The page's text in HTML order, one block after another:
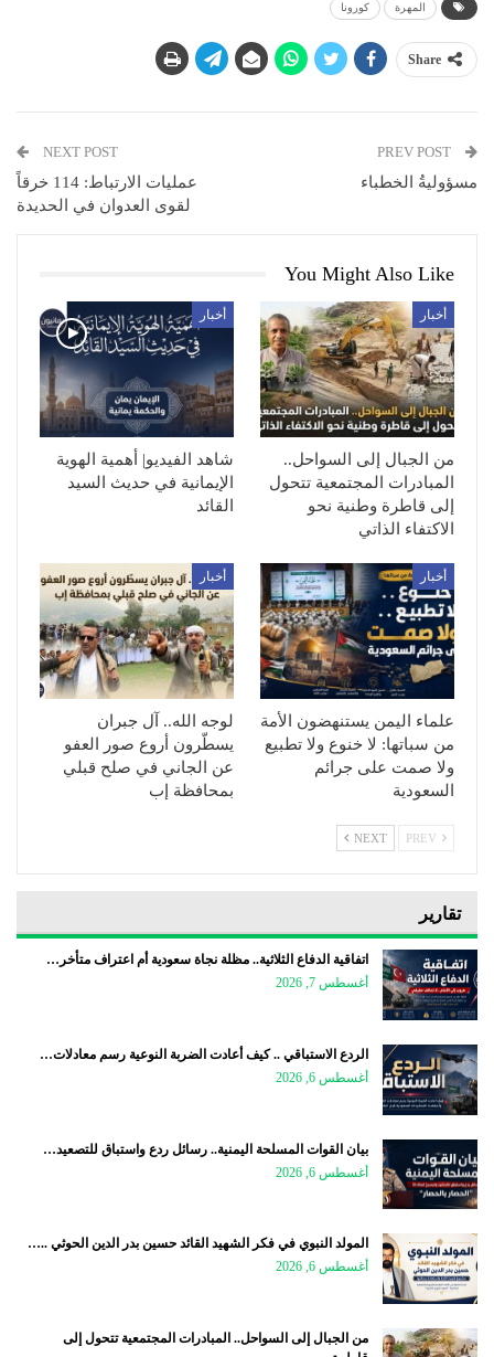
المهرة كورونا
Share
مسؤوليةُ الخطباء
NEXT POST
عمليات الارتباط: 114 خرقاً
لقوى العدوان في الحديدة
You Might Also Like
أخبار
من الجبال إلى السواحل..
المبادرات المجتمعية تتحول
إلى قاطرة وطنية نحو
الاكتفاء الذاتي
أخبار
شاهد الفيديو| أهمية الهوية
الإيمانية في حديث السيد
القائد
أخبار
علماء اليمن يستنهضون الأمة
من سباتها: لا خنوع ولا تطبيع
ولا صمت على جرائم
السعودية
أخبار
لوجه الله.. آل جبران
يسطّرون أروع صور العفو
عن الجاني في صلح قبلي
بمحافظة إب
NEXT
تقارير
اتفاقية الدفاع الثلاثية.. مظلة نجاة سعودية أم اعتراف متأخر…
أغسطس 7, 2026
الردع الاستباقي .. كيف أعادت الضربة النوعية رسم معادلات…
أغسطس 6, 2026
بيان القوات المسلحة اليمنية.. رسائل ردع واستباق للتصعيد…
أغسطس 6, 2026
المولد النبوي في فكر الشهيد القائد حسين بدر الدين الحوثي ..…
أغسطس 6, 2026
من الجبال إلى السواحل.. المبادرات المجتمعية تتحول إلى